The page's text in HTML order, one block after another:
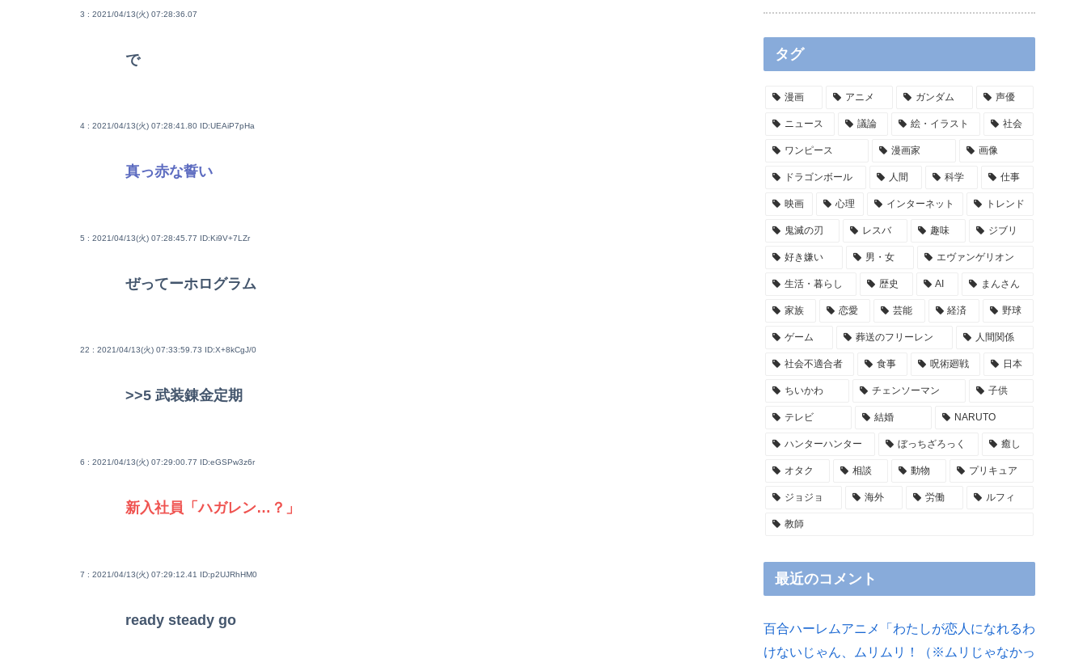
3 : 2021/04/13(火) 07:28:36.07
で
4 : 2021/04/13(火) 07:28:41.80 ID:UEAiP7pHa
真っ赤な誓い
5 : 2021/04/13(火) 07:28:45.77 ID:Ki9V+7LZr
ぜってーホログラム
22 : 2021/04/13(火) 07:33:59.73 ID:X+8kCgJ/0
>>5 武装錬金定期
6 : 2021/04/13(火) 07:29:00.77 ID:eGSPw3z6r
新入社員「ハガレン…？」
7 : 2021/04/13(火) 07:29:12.41 ID:p2UJRhHM0
ready steady go
タグ
漫画 アニメ ガンダム 声優
ニュース 議論 絵・イラスト 社会
ワンピース 漫画家 画像
ドラゴンボール 人間 科学 仕事
映画 心理 インターネット トレンド
鬼滅の刃 レスバ 趣味 ジブリ
好き嫌い 男・女 エヴァンゲリオン
生活・暮らし 歴史 AI まんさん
家族 恋愛 芸能 経済 野球
ゲーム 葬送のフリーレン 人間関係
社会不適合者 食事 呪術廻戦 日本
ちいかわ チェンソーマン 子供
テレビ 結婚 NARUTO
ハンターハンター ぼっちざろっく 癒し
オタク 相談 動物 プリキュア
ジョジョ 海外 労働 ルフィ
教師
最近のコメント
百合ハーレムアニメ「わたしが恋人になれるわ
けないじゃん、ムリムリ！（※ムリじゃなかっ